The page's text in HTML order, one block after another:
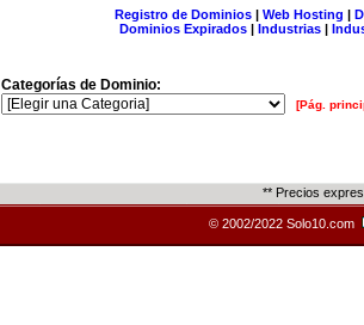
Registro de Dominios| Web Hosting |
Dominios Expirados | Industrias |
Categorías de Dominio:
[Pág.
** Precios
© 2002/2022 Solo10.com